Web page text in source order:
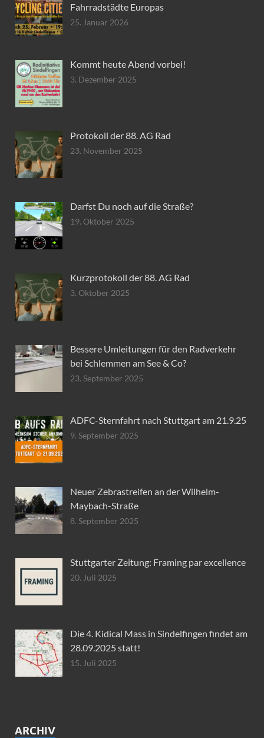
Fahrradstädte Europas
25. Januar 2026
Kommt heute Abend vorbei!
3. Dezember 2025
Protokoll der 88. AG Rad
23. November 2025
Darfst Du noch auf die Straße?
19. Oktober 2025
Kurzprotokoll der 88. AG Rad
3. Oktober 2025
Bessere Umleitungen für den Radverkehr
bei Schlemmen am See & Co?
23. September 2025
ADFC-Sternfahrt nach Stuttgart am 21.9.25
9. September 2025
Neuer Zebrastreifen an der Wilhelm-
Maybach-Straße
8. September 2025
Stuttgarter Zeitung: Framing par excellence
20. Juli 2025
Die 4. Kidical Mass in Sindelfingen findet am
28.09.2025 statt!
15. Juli 2025
ARCHIV